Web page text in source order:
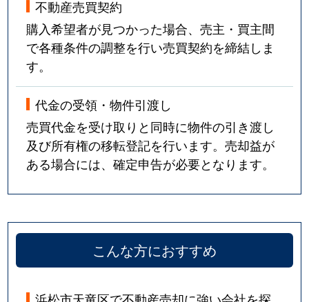
不動産売買契約
購入希望者が見つかった場合、売主・買主間
で各種条件の調整を行い売買契約を締結しま
す。
代金の受領・物件引渡し
売買代金を受け取りと同時に物件の引き渡し
及び所有権の移転登記を行います。売却益が
ある場合には、確定申告が必要となります。
こんな方におすすめ